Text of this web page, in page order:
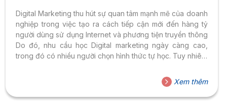
Digital Marketing thu hút sự quan tâm mạnh mẽ của doanh
nghiệp trong việc tạo ra cách tiếp cận mới đến hàng tỷ
người dùng sử dụng Internet và phương tiện truyền thông
Do đó, nhu cầu học Digital marketing ngày càng cao,
trong đó có nhiều người chọn hình thức tự học. Tuy nhiên,
cao nhất. Trong bài viết sau đây, chúng tôi sẽ chia sẻ đến
bạn một số tips tự học Digital marketing hiệu quả nhất để
bạn tham khảo. Tham khảo tips học digital...
Xem thêm